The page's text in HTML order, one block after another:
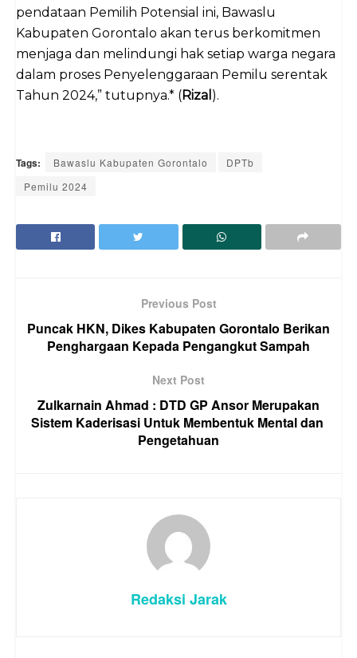
pendataan Pemilih Potensial ini, Bawaslu
Kabupaten Gorontalo akan terus berkomitmen
menjaga dan melindungi hak setiap warga negara
dalam proses Penyelenggaraan Pemilu serentak
Tahun 2024,” tutupnya.* (Rizal ).
Tags: Bawaslu Kabupaten Gorontalo
DPTb
Pemilu 2024
Previous Post
Puncak HKN, Dikes Kabupaten Gorontalo Berikan
Penghargaan Kepada Pengangkut Sampah
Next Post
Zulkarnain Ahmad : DTD GP Ansor Merupakan
Sistem Kaderisasi Untuk Membentuk Mental dan
Pengetahuan
Redaksi Jarak